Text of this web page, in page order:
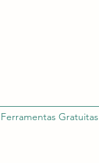
Ferramentas Gratuitas